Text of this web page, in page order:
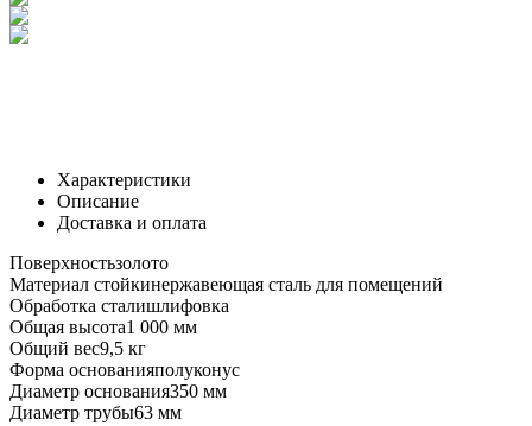
Характеристики
Описание
Доставка и оплата
Поверхностьзолото
Материал стойкинержавеющая сталь для помещений
Обработка сталишлифовка
Общая высота1 000 мм
Общий вес9,5 кг
Форма основанияполуконус
Диаметр основания350 мм
Диаметр трубы63 мм